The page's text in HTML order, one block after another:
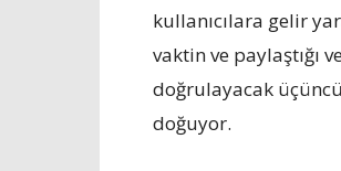
kullanıcılara gelir
vaktin ve paylaştığı
doğrulayacak
doğuyor.